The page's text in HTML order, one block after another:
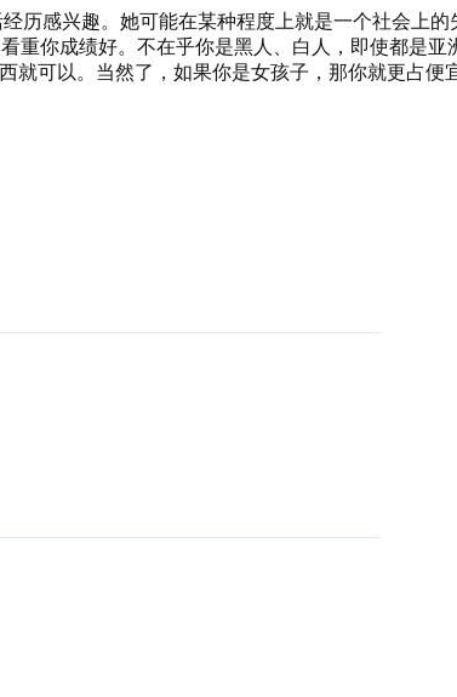
历感兴趣。她可能在某种程度上就是一个社会上的
重你成绩好。不在乎你是黑人、白人，即使都是亚
就可以。当然了，如果你是女孩子，那你就更占便